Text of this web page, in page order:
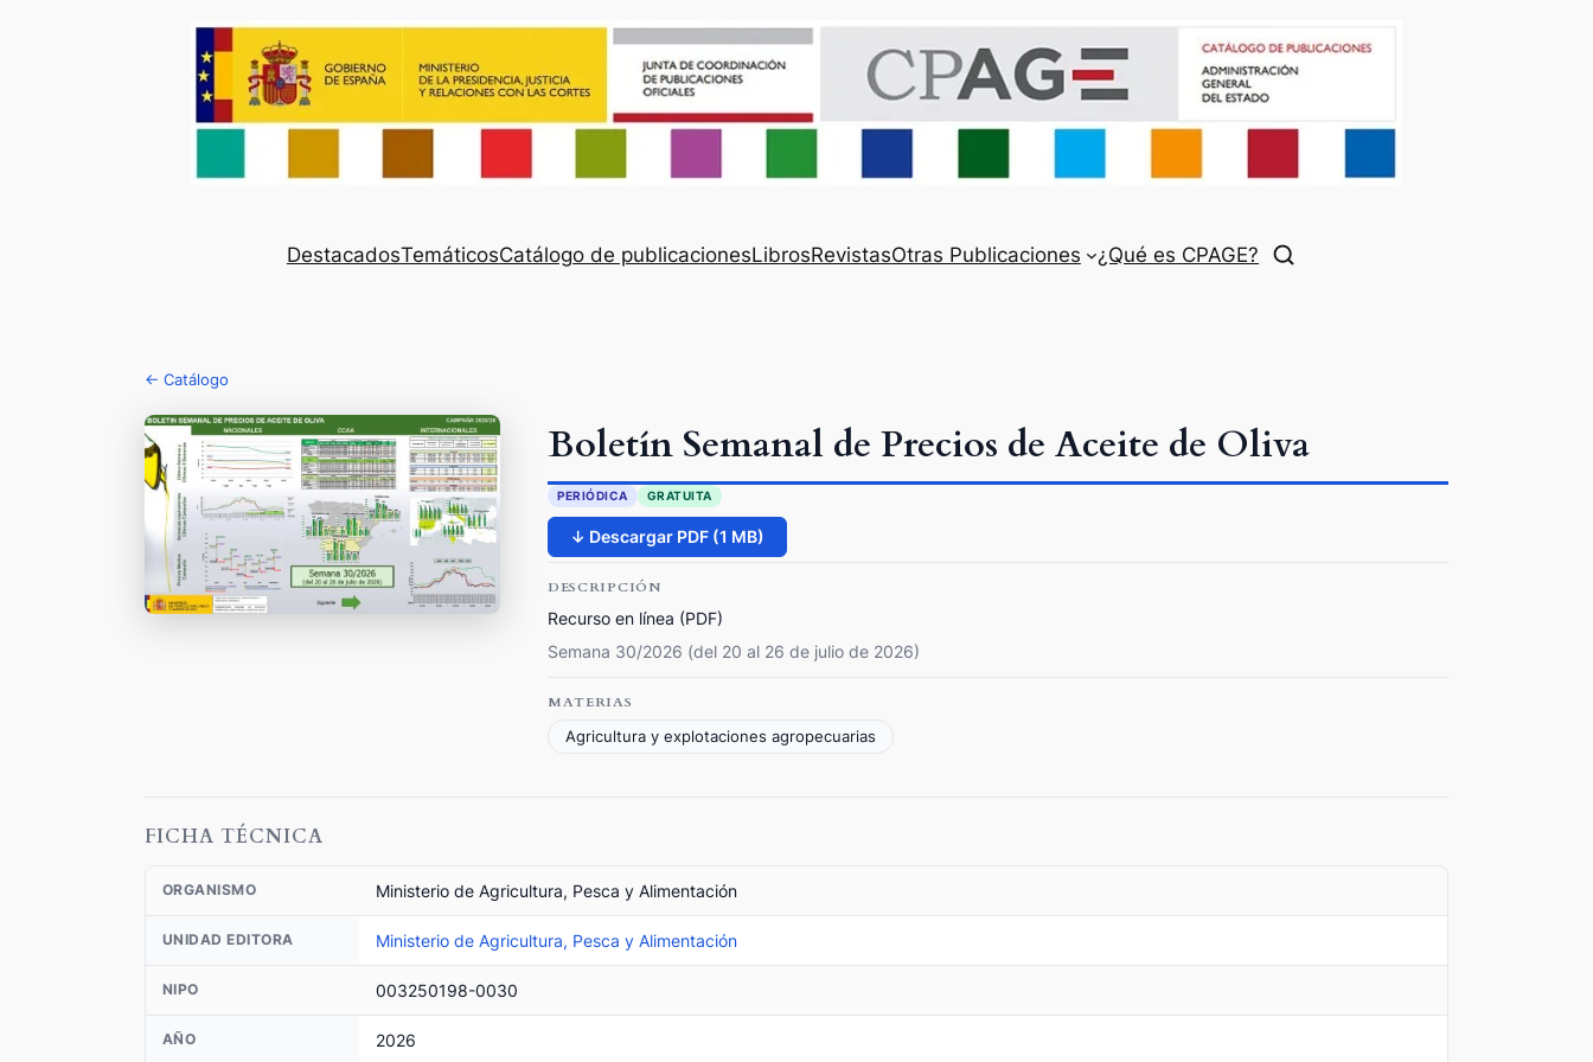
DestacadosTemáticosCatálogo de publicacionesLibrosRevistasOtras Publicaciones ¿Qué es CPAGE?
← Catálogo
Boletín Semanal de Precios de Aceite de Oliva
PERIÓDICA GRATUITA
↓ Descargar PDF (1 MB)
DESCRIPCIÓN
Recurso en línea (PDF)
Semana 30/2026 (del 20 al 26 de julio de 2026)
MATERIAS
Agricultura y explotaciones agropecuarias
FICHA TÉCNICA
ORGANISMO Ministerio de Agricultura, Pesca y Alimentación
UNIDAD EDITORA Ministerio de Agricultura, Pesca y Alimentación
NIPO 003250198-0030
AÑO 2026